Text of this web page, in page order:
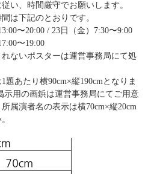
い、時間厳守でお願いします。
は下記のとおりです。
〜20:00 / 23日（金）7:30〜9:00
〜19:00
ないポスターは運営事務局にて処
題あたり横90cm×縦190cmとなりま
示用の画鋲は運営事務局にてご用意
属演者名の表示は横70cm×縦20cm